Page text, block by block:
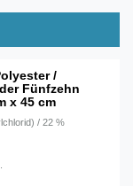
/
Fünfzehn
x 45 cm
/ 22 %